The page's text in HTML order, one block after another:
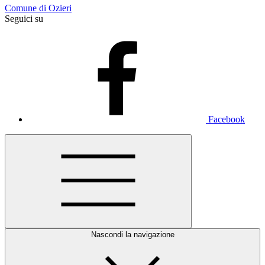
Comune di Ozieri
Seguici su
Facebook
Nascondi la navigazione